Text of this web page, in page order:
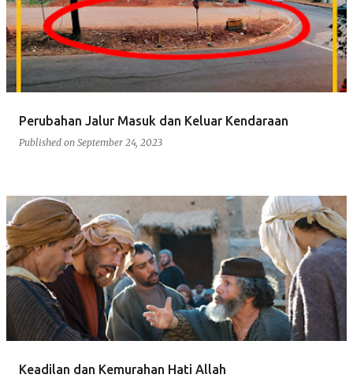
s
t
s
Perubahan Jalur Masuk dan Keluar Kendaraan
Published on September 24, 2023
Keadilan dan Kemurahan Hati Allah